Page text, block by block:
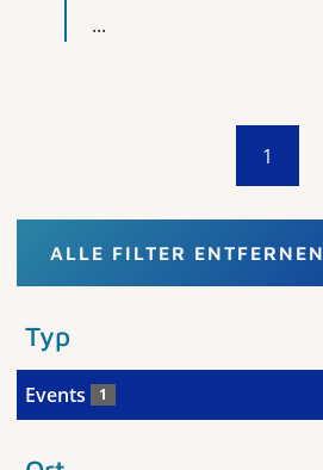
...
1
ALLE FILTER ENTFERNEN
Typ
Events 1